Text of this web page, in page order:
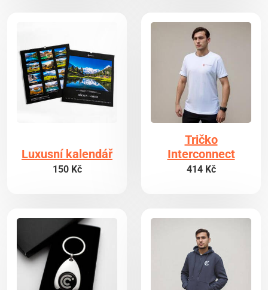
Luxusní kalendář
150 Kč
Tričko
Interconnect
414 Kč